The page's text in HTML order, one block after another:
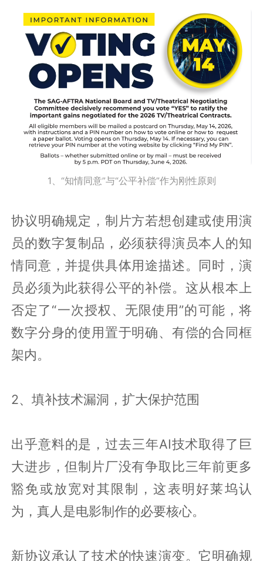
1、“知情同意”与“公平补偿”作为刚性原则
协议明确规定，制片方若想创建或使用演
员的数字复制品，必须获得演员本人的知
情同意，并提供具体用途描述。同时，演
员必须为此获得公平的补偿。这从根本上
否定了“一次授权、无限使用”的可能，将
数字分身的使用置于明确、有偿的合同框
架内。
2、填补技术漏洞，扩大保护范围
出乎意料的是，过去三年AI技术取得了巨
大进步，但制片厂没有争取比三年前更多
豁免或放宽对其限制，这表明好莱坞认
为，真人是电影制作的必要核心。
新协议承认了技术的快速演变。它明确规